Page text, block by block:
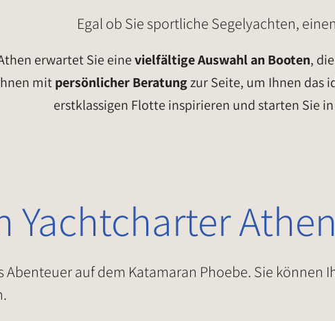
Egal ob Sie sportliche Segelyachten,
erwartet Sie einevielfältige Auswahl an Booten,
mitpersönlicher Beratungzur Seite, um Ihnen das
erstklassigen Flotte inspirieren und starten Sie
Yachtcharter Athen
Abenteuer auf dem Katamaran Phoebe. Sie